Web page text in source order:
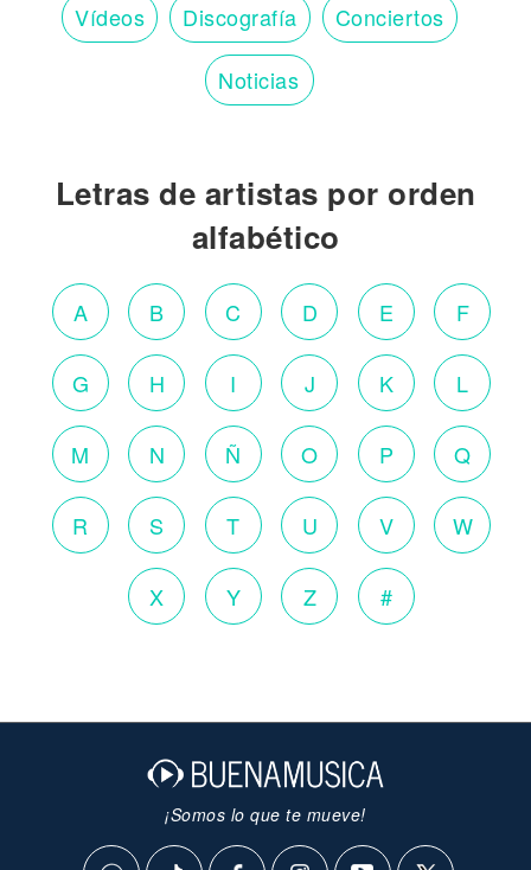
Vídeos Discografía Conciertos
Noticias
Letras de artistas por orden
alfabético
A B C D E F
G H I J K L
M N Ñ O P Q
R S T U V W
X Y Z #
¡Somos lo que te mueve!